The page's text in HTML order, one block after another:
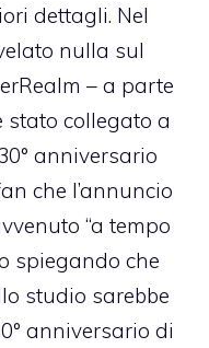
dettagli. Nel
nulla sul
– a parte
stato collegato a
anniversario
che l’annuncio
“a tempo
spiegando che
studio sarebbe
anniversario di